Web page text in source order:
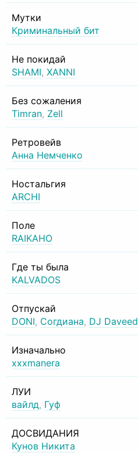
Мутки
Криминальный бит
Не покидай
SHAMI, XANNI
Без сожаления
Timran, Zell
Ретровейв
Анна Немченко
Ностальгия
ARCHI
Поле
RAIKAHO
Где ты была
KALVADOS
Отпускай
DONI, Согдиана, DJ Daveed
Изначально
xxxmanera
ЛУИ
вайлд, Гуф
ДОСВИДАНИЯ
Кунов Никита